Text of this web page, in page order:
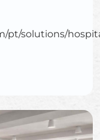
pt/solutions/